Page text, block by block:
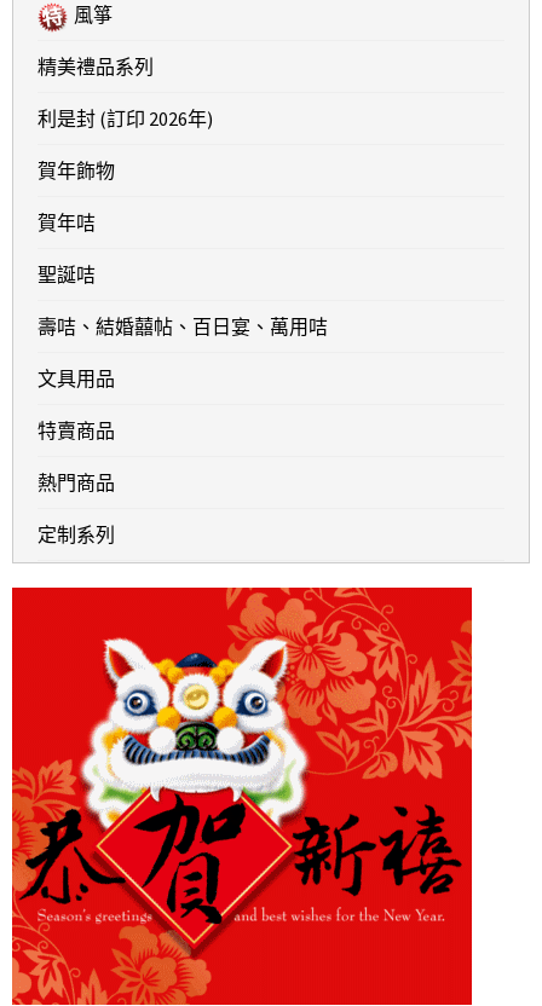
風箏
精美禮品系列
利是封 (訂印 2026年)
賀年飾物
賀年咭
聖誕咭
壽咭、結婚囍帖、百日宴、萬用咭
文具用品
特賣商品
熱門商品
定制系列